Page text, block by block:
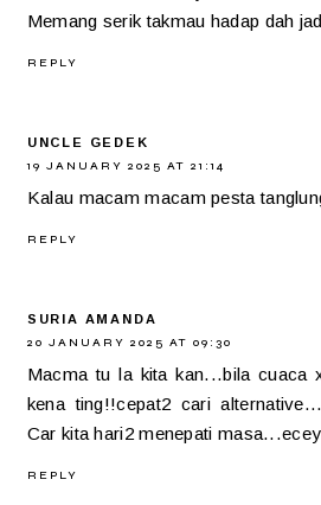
Memang serik takmau hadap dah
REPLY
UNCLE GEDEK
19 JANUARY 2025 AT 21:14
Kalau macam macam pesta
REPLY
SURIA AMANDA
20 JANUARY 2025 AT 09:30
Macma tu la kita kan...bila cuaca
kena ting!!cepat2 cari
Car kita hari2 menepati
REPLY